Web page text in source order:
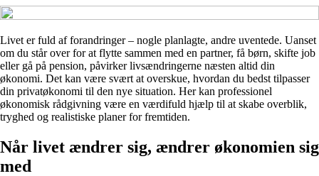
Livet er fuld af forandringer – nogle planlagte, andre uventede. Uanset
om du står over for at flytte sammen med en partner, få børn, skifte job
eller gå på pension, påvirker livsændringerne næsten altid din
økonomi. Det kan være svært at overskue, hvordan du bedst tilpasser
din privatøkonomi til den nye situation. Her kan professionel
økonomisk rådgivning være en værdifuld hjælp til at skabe overblik,
tryghed og realistiske planer for fremtiden.
Når livet ændrer sig, ændrer økonomien sig
med